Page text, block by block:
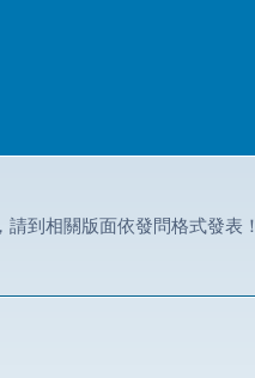
到相關版面依發問格式發表！